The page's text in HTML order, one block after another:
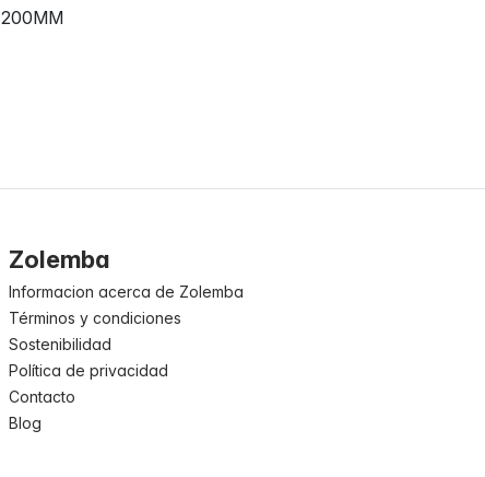
200MM
Zolemba
Informacion acerca de Zolemba
Términos y condiciones
Sostenibilidad
Política de privacidad
Contacto
Blog